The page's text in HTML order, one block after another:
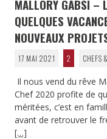
MALLORY GABSI –
QUELQUES
NOUVEAUX
17 MAI 2021 2 CHEFS
Il nous vend du rêve
Chef 2020 profite de
méritées, c’est en
avant de retrouver le
[…]